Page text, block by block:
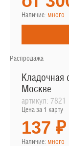
Наличие: много
Распродажа
Кладочная
Москве
артикул: 7821
Цена за 1 карту
137 ₽
Наличие: много